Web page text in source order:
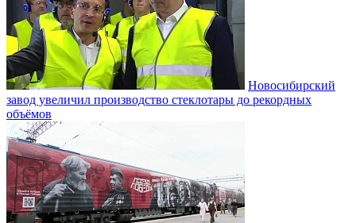
Новосибирский
завод увеличил производство стеклотары до рекордных
объёмов